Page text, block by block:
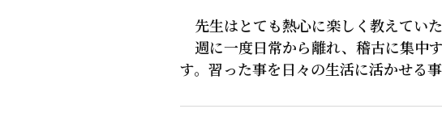
先生はとても熱心に楽しく教えてい
週に一度日常から離れ、稽古に集中
す。習った事を日々の生活に活かせる